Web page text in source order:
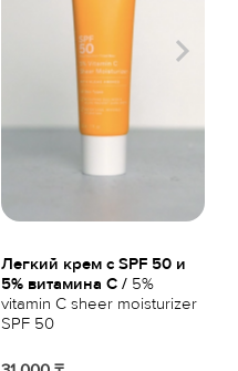
Легкий крем с SPF 50 и
5% витамина С / 5%
vitamin C sheer moisturizer
SPF 50